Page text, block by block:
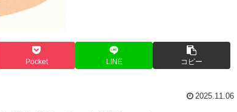
Pocket LINE コピー
2025.11.06